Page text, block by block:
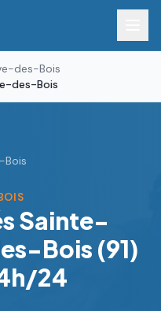
des-Bois
des-Bois
Bois
Sainte-
Bois (91)
24